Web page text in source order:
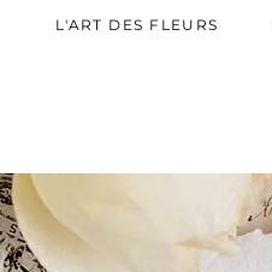
L'ART DES FLEURS